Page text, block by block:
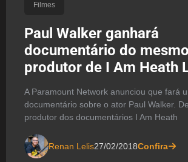
Filmes
Paul Walker ganhará
documentário do mesmo
produtor de I Am Heath
A Paramount Network anunciou que fará
documentário sobre o ator Paul Walker.
produtor dos documentários I Am Heath
Renan Lelis27/02/2018Confira